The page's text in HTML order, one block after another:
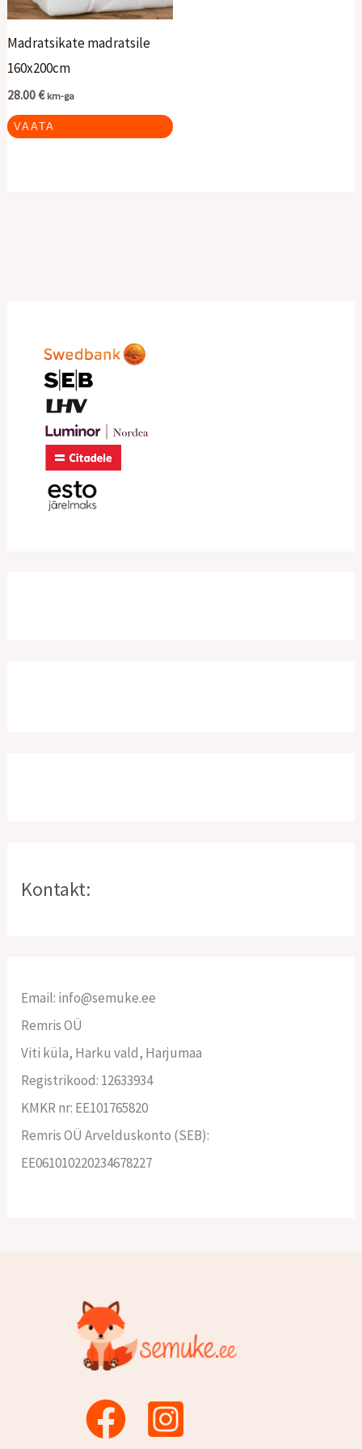
Madratsikate madratsile
160x200cm
28.00€ km-ga
VAATA
Kontakt:
Email: info@semuke.ee
Remris OÜ
Viti küla, Harku vald, Harjumaa
Registrikood: 12633934
KMKR nr: EE101765820
Remris OÜ Arvelduskonto (SEB):
EE061010220234678227